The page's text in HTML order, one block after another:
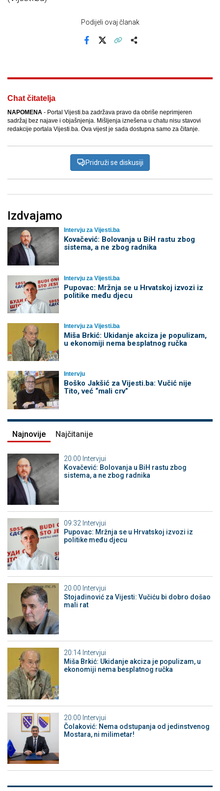
Podijeli ovaj članak
Chat čitatelja
NAPOMENA - Portal Vijesti.ba zadržava pravo da obriše neprimjeren
sadržaj bez najave i objašnjenja. Mišljenja iznešena u chatu nisu stavovi
redakcije portala Vijesti.ba. Ova vijest je sada dostupna samo za čitanje.
Pridruži se diskusiji
Izdvajamo
Intervju za Vijesti.ba
Kovačević: Bolovanja u BiH rastu zbog
sistema, a ne zbog radnika
Intervju za Vijesti.ba
Pupovac: Mržnja se u Hrvatskoj izvozi iz
politike među djecu
Intervju za Vijesti.ba
Miša Brkić: Ukidanje akciza je populizam,
u ekonomiji nema besplatnog ručka
Intervju
Boško Jakšić za Vijesti.ba: Vučić nije
Tito, već “mali crv”
Najnovije Najčitanije
20:00 Intervjui
Kovačević: Bolovanja u BiH rastu zbog
sistema, a ne zbog radnika
09:32 Intervjui
Pupovac: Mržnja se u Hrvatskoj izvozi iz
politike među djecu
20:00 Intervjui
Stojadinović za Vijesti: Vučiću bi dobro došao
mali rat
20:14 Intervjui
Miša Brkić: Ukidanje akciza je populizam, u
ekonomiji nema besplatnog ručka
20:00 Intervjui
Čolaković: Nema odstupanja od jedinstvenog
Mostara, ni milimetar!